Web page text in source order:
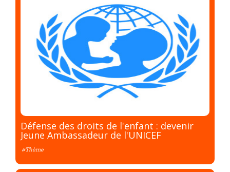
Défense des droits de l'enfant : devenir
Jeune Ambassadeur de l'UNICEF
#Thème